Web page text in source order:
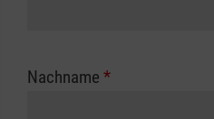
Nachname *